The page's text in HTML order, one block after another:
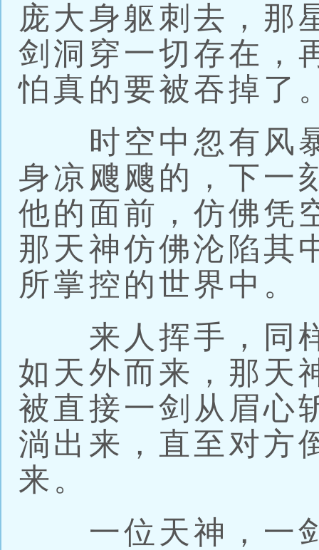
庞大身躯刺去，那
剑洞穿一切存在，
怕真的要被吞掉了
时空中忽有风暴
身凉飕飕的，下一
他的面前，仿佛凭
那天神仿佛沦陷其
所掌控的世界中。
来人挥手，同样
如天外而来，那天
被直接一剑从眉心
淌出来，直至对方
来。
一位天神，一